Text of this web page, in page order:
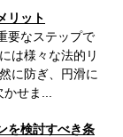
リット
要なステップで
は様々な法的リ
に防ぎ、円滑に
せま...
を検討すべき条